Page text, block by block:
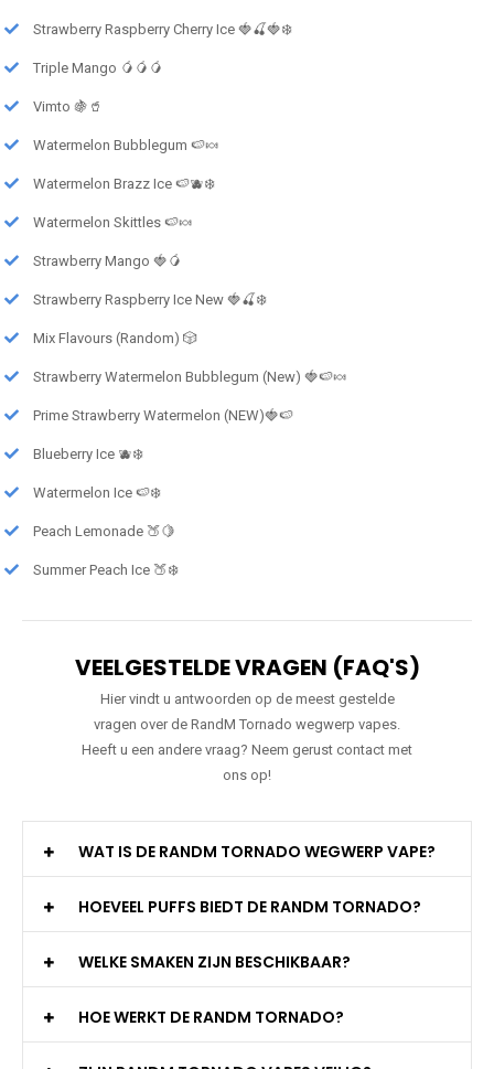
Strawberry Raspberry Cherry Ice 🍓🍒🍓❄️
Triple Mango 🥭🥭🥭
Vimto 🍇🥤
Watermelon Bubblegum 🍉🍬
Watermelon Brazz Ice 🍉🫐❄️
Watermelon Skittles 🍉🍬
Strawberry Mango 🍓🥭
Strawberry Raspberry Ice New 🍓🍒❄️
Mix Flavours (Random) 🎲
Strawberry Watermelon Bubblegum (New) 🍓🍉🍬
Prime Strawberry Watermelon (NEW)🍓🍉
Blueberry Ice 🫐❄️
Watermelon Ice 🍉❄️
Peach Lemonade 🍑🍋
Summer Peach Ice 🍑❄️
VEELGESTELDE VRAGEN (FAQ'S)
Hier vindt u antwoorden op de meest gestelde
vragen over de RandM Tornado wegwerp vapes.
Heeft u een andere vraag? Neem gerust contact met
ons op!
WAT IS DE RANDM TORNADO WEGWERP VAPE?
HOEVEEL PUFFS BIEDT DE RANDM TORNADO?
WELKE SMAKEN ZIJN BESCHIKBAAR?
HOE WERKT DE RANDM TORNADO?